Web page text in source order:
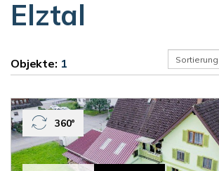
Elztal
Objekte: 1
360°